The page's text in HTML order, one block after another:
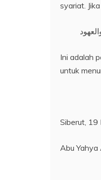
syariat.
Ini adalah
untuk
Siberut, 19
Abu Yahya